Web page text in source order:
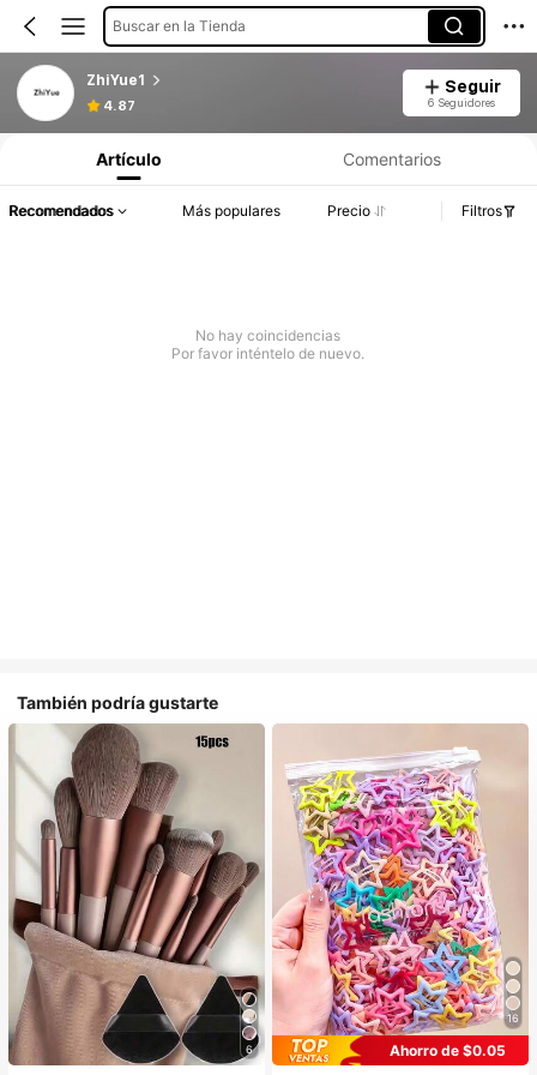
Buscar en la Tienda
ZhiYue1
4.87
Seguir
6 Seguidores
Artículo Comentarios
Recomendados Más populares Precio Filtros
No hay coincidencias
Por favor inténtelo de nuevo.
También podría gustarte
6
16
Ahorro de $0.05